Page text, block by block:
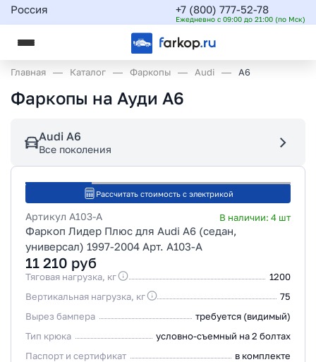
Россия +7 (800) 777-52-78
Ежедневно с 09:00 до 21:00 (по Мск)
Главная Каталог Фаркопы Audi A6
Фаркопы на Ауди А6
Audi A6
Все поколения
Рассчитать стоимость с электрикой
Артикул A103-A В наличии: 4 шт
Фаркоп Лидер Плюс для Audi A6 (седан,
универсал) 1997-2004 Арт. A103-A
11 210 руб
Тяговая нагрузка, кг
1200
Вертикальная нагрузка, кг
75
Вырез бампера
требуется (видимый)
Тип крюка
условно-съемный на 2 болтах
Паспорт и сертификат
в комплекте